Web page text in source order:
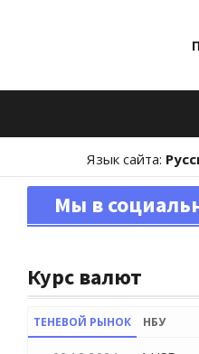
Язык сайта:
Мы в
Курс валют
ТЕНЕВОЙ РЫНОК НБУ